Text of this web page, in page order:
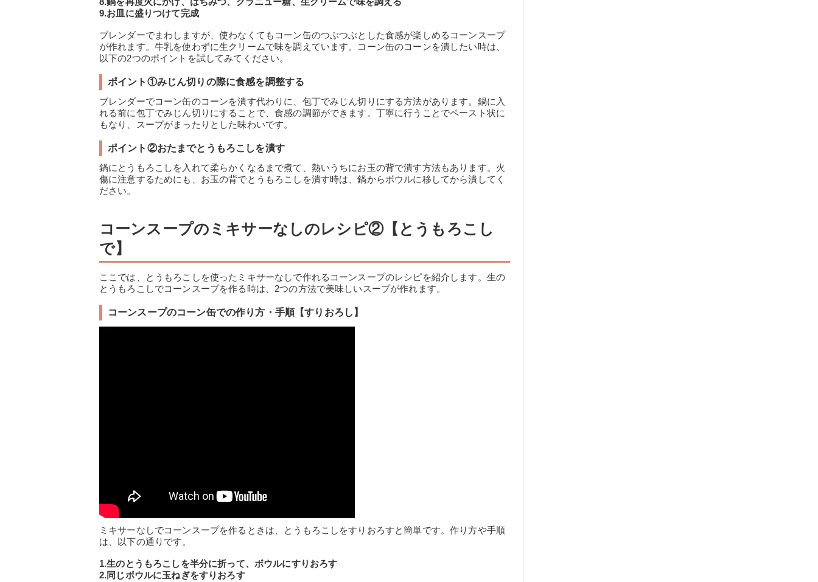
9.お皿に盛りつけて完成
ブレンダーでまわしますが、使わなくてもコーン缶のつぶつぶとした食感が楽しめるコーンスープ
が作れます。牛乳を使わずに生クリームで味を調えています。コーン缶のコーンを潰したい時は、
以下の2つのポイントを試してみてください。
ポイント①みじん切りの際に食感を調整する
ブレンダーでコーン缶のコーンを潰す代わりに、包丁でみじん切りにする方法があります。鍋に入
れる前に包丁でみじん切りにすることで、食感の調節ができます。丁寧に行うことでペースト状に
もなり、スープがまったりとした味わいです。
ポイント②おたまでとうもろこしを潰す
鍋にとうもろこしを入れて柔らかくなるまで煮て、熱いうちにお玉の背で潰す方法もあります。火
傷に注意するためにも、お玉の背でとうもろこしを潰す時は、鍋からボウルに移してから潰してく
ださい。
コーンスープのミキサーなしのレシピ②【とうもろこし
で】
ここでは、とうもろこしを使ったミキサーなしで作れるコーンスープのレシピを紹介します。生の
とうもろこしでコーンスープを作る時は、2つの方法で美味しいスープが作れます。
コーンスープのコーン缶での作り方・手順【すりおろし】
ミキサーなしでコーンスープを作るときは、とうもろこしをすりおろすと簡単です。作り方や手順
は、以下の通りです。
1.生のとうもろこしを半分に折って、ボウルにすりおろす
2.同じボウルに玉ねぎをすりおろす